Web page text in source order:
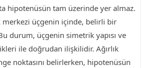
hipotenüsün tam üzerinde yer almaz.
merkezi üçgenin içinde, belirli bir
durum, üçgenin simetrik yapısı ve
ile doğrudan ilişkilidir. Ağırlık
noktasını belirlerken, hipotenüsün